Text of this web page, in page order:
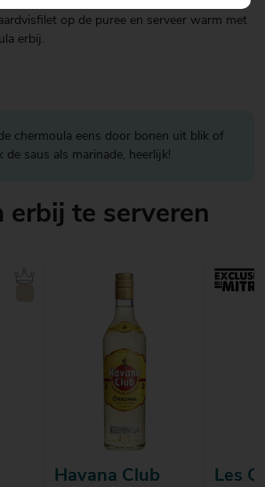
op de puree en serveer warm met
erbij.
chermoula eens door bonen uit blik of
de saus als marinade, heerlijk!
erbij te serveren
Havana Club Les